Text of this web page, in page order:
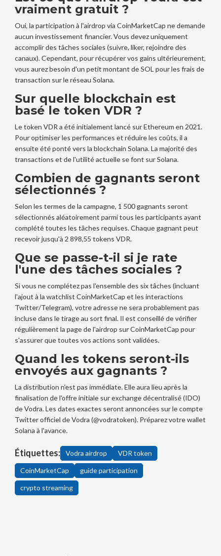
vraiment gratuit ?
Oui, la participation à l'airdrop via CoinMarketCap ne demande
aucun investissement financier. Vous devez uniquement
accomplir des tâches sociales (suivre, liker, rejoindre des
canaux). Cependant, pour récupérer vos gains ultérieurement,
vous aurez besoin d'un petit montant de SOL pour les frais de
transaction sur le réseau Solana.
Sur quelle blockchain est
basé le token VDR ?
Le token VDR a été initialement lancé sur Ethereum en 2021.
Pour optimiser les performances et réduire les coûts, il a
ensuite été ponté vers la blockchain Solana. La majorité des
transactions et de l'utilité actuelle se font sur Solana.
Combien de gagnants seront
sélectionnés ?
Selon les termes de la campagne, 1 500 gagnants seront
sélectionnés aléatoirement parmi tous les participants ayant
complété toutes les tâches requises. Chaque gagnant peut
recevoir jusqu'à 2 898,55 tokens VDR.
Que se passe-t-il si je rate
l'une des tâches sociales ?
Si vous ne complétez pas l'ensemble des six tâches (incluant
l'ajout à la watchlist CoinMarketCap et les interactions
Twitter/Telegram), votre adresse ne sera probablement pas
incluse dans le tirage au sort final. Il est conseillé de vérifier
régulièrement la page de l'airdrop sur CoinMarketCap pour
s'assurer que toutes vos actions sont validées.
Quand les tokens seront-ils
envoyés aux gagnants ?
La distribution n'est pas immédiate. Elle aura lieu après la
finalisation de l'offre initiale sur exchange décentralisé (IDO)
de Vodra. Les dates exactes seront annoncées sur le compte
Twitter officiel de Vodra (@vodratoken). Préparez votre wallet
Solana à l'avance.
Étiquettes: Vodra airdrop VDR token
CoinMarketCap guide participation
crypto streaming